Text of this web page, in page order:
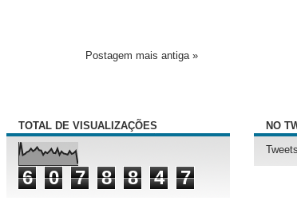
Postagem mais antiga »
TOTAL DE VISUALIZAÇÕES
6 0 7 8 8 4 7
NO